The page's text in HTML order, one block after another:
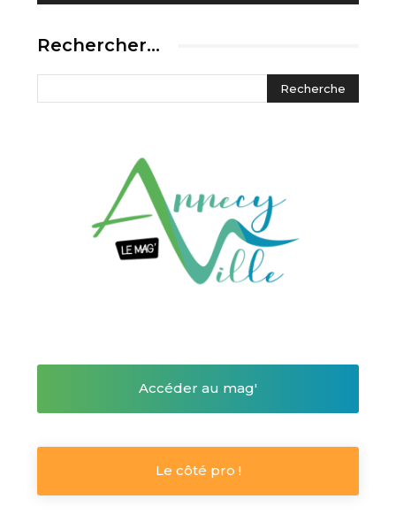
Rechercher…
Accéder au mag'
Le côté pro !